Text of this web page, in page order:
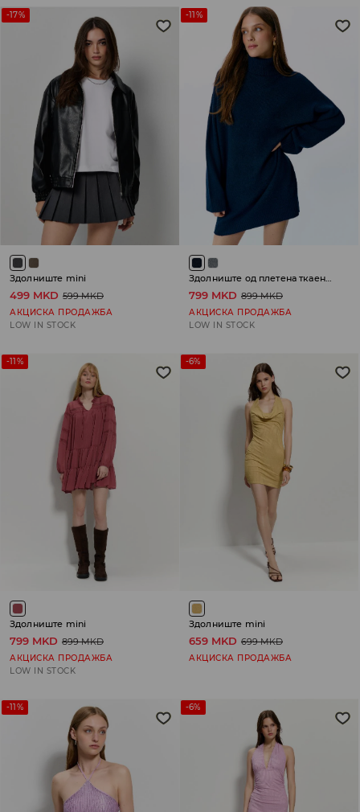
-17%
Здолниште mini
499 MKD 599 MKD
АКЦИСКА ПРОДАЖБА
LOW IN STOCK
-11%
Здолниште од плетена ткаенина со ролка
799 MKD 899 MKD
АКЦИСКА ПРОДАЖБА
LOW IN STOCK
-11%
Здолниште mini
799 MKD 899 MKD
АКЦИСКА ПРОДАЖБА
LOW IN STOCK
-6%
Здолниште mini
659 MKD 699 MKD
АКЦИСКА ПРОДАЖБА
-11% -6%